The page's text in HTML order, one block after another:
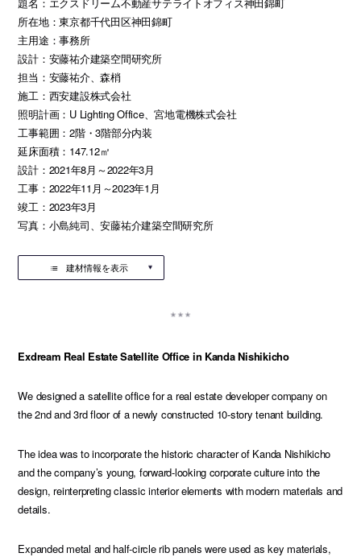
所在地：東京都千代田区神田錦町
主用途：事務所
設計：安藤祐介建築空間研究所
担当：安藤祐介、森梢
施工：西安建設株式会社
照明計画：U Lighting Office、宮地電機株式会社
工事範囲：2階・3階部分内装
延床面積：147.12㎡
設計：2021年8月～2022年3月
工事：2022年11月～2023年1月
竣工：2023年3月
写真：小島純司、安藤祐介建築空間研究所
建材情報を表示
Exdream Real Estate Satellite Office in Kanda Nishikicho
We designed a satellite office for a real estate developer company on
the 2nd and 3rd floor of a newly constructed 10-story tenant building.
The idea was to incorporate the historic character of Kanda Nishikicho
and the company’s young, forward-looking corporate culture into the
design, reinterpreting classic interior elements with modern materials and
details.
Expanded metal and half-circle rib panels were used as key materials,